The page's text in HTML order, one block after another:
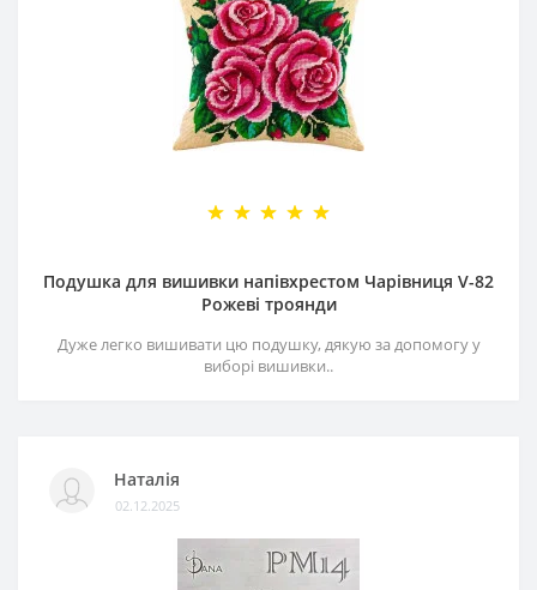
Подушка для вишивки напівхрестом Чарівниця V-82
Рожеві троянди
Дуже легко вишивати цю подушку, дякую за допомогу у
виборі вишивки..
Наталія
02.12.2025